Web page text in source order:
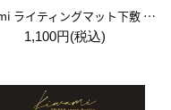
Kiwami ライティングマット下敷 システム手帳バイブルサイズ【月影】
1,100円(税込)